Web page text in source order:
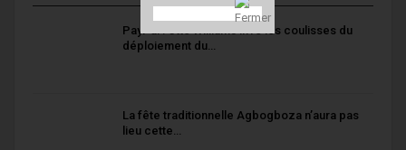
PayPal : Otto Williams livre les coulisses du
déploiement du…
La fête traditionnelle Agbogboza n’aura pas
lieu cette…